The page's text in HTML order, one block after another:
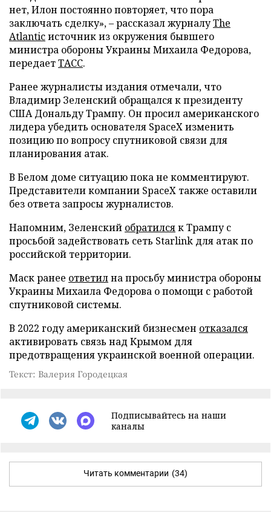
нет, Илон постоянно повторяет, что пора
заключать сделку», – рассказал журналуThe
Atlanticисточник из окружения бывшего
министра обороны Украины Михаила Федорова,
передаетТАСС.
Ранее журналисты издания отмечали, что
Владимир Зеленский обращался к президенту
США Дональду Трампу. Он просил американского
лидера убедить основателя SpaceX изменить
позицию по вопросу спутниковой связи для
планирования атак.
В Белом доме ситуацию пока не комментируют.
Представители компании SpaceX также оставили
без ответа запросы журналистов.
Напомним, Зеленский обратилсяк Трампу с
просьбой задействовать сеть Starlink для атак по
российской территории.
Маск ранее ответилна просьбу министра обороны
Украины Михаила Федорова о помощи с работой
спутниковой системы.
В 2022 году американский бизнесмен отказался
активировать связь над Крымом для
предотвращения украинской военной операции.
Текст: Валерия Городецкая
Подписывайтесь на наши
каналы
Читать комментарии (34)